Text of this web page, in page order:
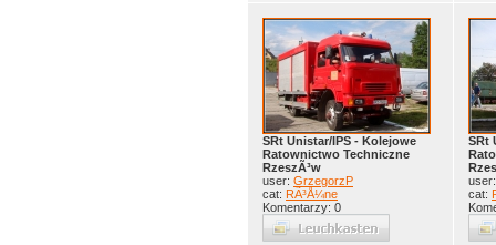
SRt Unistar/IPS - Kolejowe
Ratownictwo Techniczne
RzeszÃ³w
user: GrzegorzP
cat: RÃ³Å¼ne
Komentarzy: 0
SRt
cat: